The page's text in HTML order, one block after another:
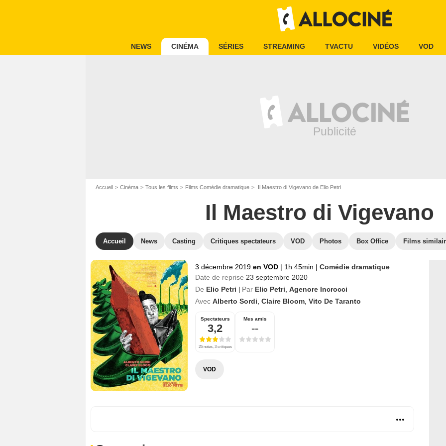
NEWS CINÉMA SÉRIES STREAMING TVACTU VIDÉOS VOD
Accueil Cinéma Tous les films Films Comédie dramatique Il Maestro di Vigevano de Elio Petri
Il Maestro di Vigevano
Accueil News Casting Critiques spectateurs VOD Photos Box Office Films
3 décembre 2019 en VOD | 1h 45min | Comédie dramatique
Date de reprise 23 septembre 2020
De Elio Petri Par Elio Petri Agenore Incrocci
Avec Alberto Sordi Claire Bloom Vito De Taranto
Spectateurs
3,2
25 notes, 3 critiques
Mes amis
--
VOD